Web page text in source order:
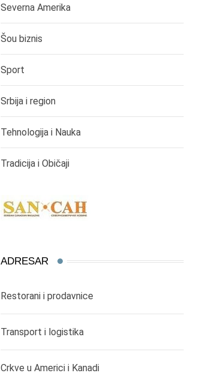
Severna Amerika
Šou biznis
Sport
Srbija i region
Tehnologija i Nauka
Tradicija i Običaji
ADRESAR
Restorani i prodavnice
Transport i logistika
Crkve u Americi i Kanadi